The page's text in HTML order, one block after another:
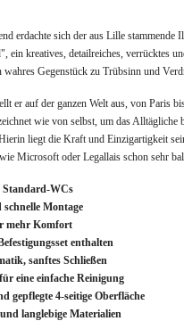
erdachte sich der aus Lille stammende
ein kreatives, detailreiches, verrücktes
Gegenstück zu Trübsinn und
er auf der ganzen Welt aus, von Paris
wie von selbst, um das Alltägliche
liegt die Kraft und Einzigartigkeit
Microsoft oder Legallais schon sehr
Standard-WCs
schnelle Montage
mehr Komfort
enthalten
sanftes Schließen
eine einfache Reinigung
gepflegte 4-seitige Oberfläche
langlebige Materialien